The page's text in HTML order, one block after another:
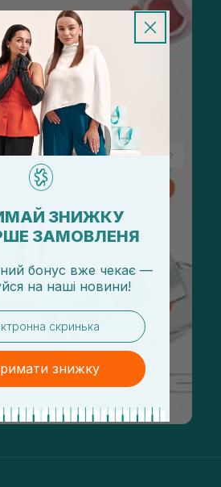
ЗНИЖКУ
ЗАМОВЛЕНЯ
бонус вже чекає —
на наші новини!
знижку